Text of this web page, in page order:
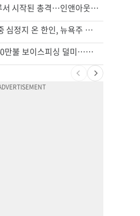
드라이브스루서 시작된 총격…인앤아웃 참사 영상 공개
변호사시험 중 심정지 온 한인, 뉴욕주 제소
한인 노린 860만불 보이스피싱 덜미…영사관·한국 검찰 사칭